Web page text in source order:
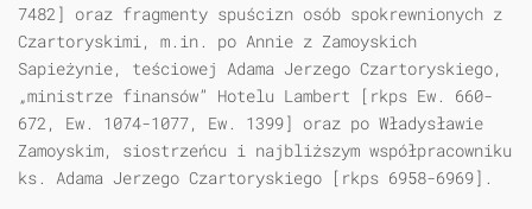
7482] oraz fragmenty spuścizn osób spokrewnionych z
Czartoryskimi, m.in. po Annie z Zamoyskich
Sapieżynie, teściowej Adama Jerzego Czartoryskiego,
„ministrze finansów” Hotelu Lambert [rkps Ew. 660-
672, Ew. 1074-1077, Ew. 1399] oraz po Władysławie
Zamoyskim, siostrzeńcu i najbliższym współpracowniku
ks. Adama Jerzego Czartoryskiego [rkps 6958-6969].